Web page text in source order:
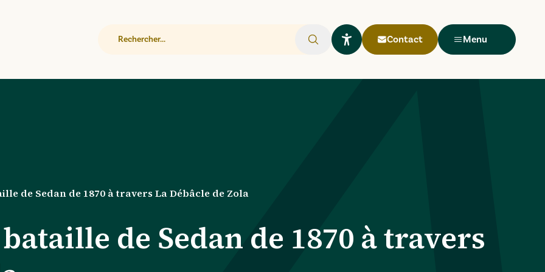
Rechercher
Ouvrir le widget Lisio
Contact Menu
de Sedan de 1870 à travers La Débâcle de Zola
de Sedan de 1870 à travers